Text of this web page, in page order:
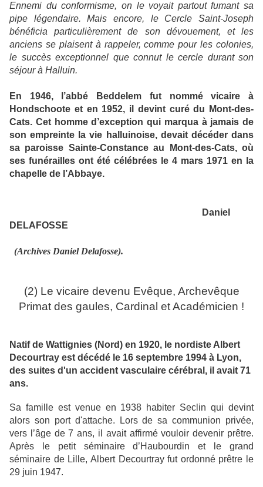
Ennemi du conformisme, on le voyait partout fumant sa
pipe légendaire. Mais encore, le Cercle Saint-Joseph
bénéficia particulièrement de son dévouement, et les
anciens se plaisent à rappeler, comme pour les colonies,
le succès exceptionnel que connut le cercle durant son
séjour à Halluin.
En 1946, l’abbé Beddelem fut nommé vicaire à
Hondschoote et en 1952, il devint curé du Mont-des-
Cats. Cet homme d’exception qui marqua à jamais de
son empreinte la vie halluinoise, devait décéder dans
sa paroisse Sainte-Constance au Mont-des-Cats, où
ses funérailles ont été célébrées le 4 mars 1971 en la
chapelle de l’Abbaye.
Daniel
DELAFOSSE
(Archives Daniel Delafosse).
(2) Le vicaire devenu Evêque, Archevêque
Primat des gaules, Cardinal et Académicien !
Natif de Wattignies (Nord) en 1920, le nordiste Albert
Decourtray est décédé le 16 septembre 1994 à Lyon,
des suites d'un accident vasculaire cérébral, il avait 71
ans.
Sa famille est venue en 1938 habiter Seclin qui devint
alors son port d'attache. Lors de sa communion privée,
vers l’âge de 7 ans, il avait affirmé vouloir devenir prêtre.
Après le petit séminaire d’Haubourdin et le grand
séminaire de Lille, Albert Decourtray fut ordonné prêtre le
29 juin 1947.